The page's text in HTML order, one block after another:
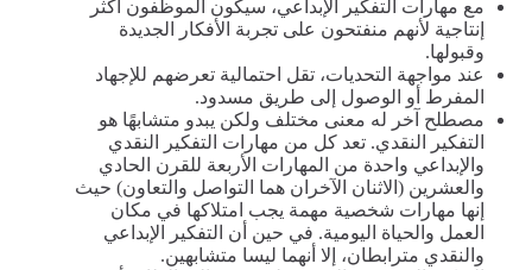
مع مهارات التفكير الإبداعي، سيكون الموظفون أكثر
إنتاجية لأنهم منفتحون على تجربة الأفكار الجديدة
وقبولها.
عند مواجهة التحديات، تقل احتمالية تعرضهم للإجهاد
المفرط أو الوصول إلى طريق مسدود.
مصطلح آخر له معنى مختلف ولكن يبدو متشابهًا هو
التفكير النقدي. تعد كل من مهارات التفكير النقدي
والإبداعي واحدة من المهارات الأربعة للقرن الحادي
والعشرين (الاثنان الآخران هما التواصل والتعاون) حيث
إنها مهارات شخصية مهمة يجب امتلاكها في مكان
العمل والحياة اليومية. في حين أن التفكير الإبداعي
والنقدي مترابطان، إلا أنهما ليسا متشابهين.